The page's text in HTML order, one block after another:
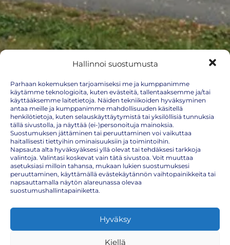
Hallinnoi suostumusta
Parhaan kokemuksen tarjoamiseksi me ja kumppanimme
käytämme teknologioita, kuten evästeitä, tallentaaksemme ja/tai
käyttääksemme laitetietoja. Näiden tekniikoiden hyväksyminen
antaa meille ja kumppanimme mahdollisuuden käsitellä
henkilötietoja, kuten selauskäyttäytymistä tai yksilöllisiä tunnuksia
tällä sivustolla, ja näyttää (ei-)personoituja mainoksia.
Suostumuksen jättäminen tai peruuttaminen voi vaikuttaa
haitallisesti tiettyihin ominaisuuksiin ja toimintoihin.
Napsauta alta hyväksyäksesi yllä olevat tai tehdäksesi tarkkoja
valintoja. Valintasi koskevat vain tätä sivustoa. Voit muuttaa
asetuksiasi milloin tahansa, mukaan lukien suostumuksesi
peruuttaminen, käyttämällä evästekäytännön vaihtopainikkeita tai
napsauttamalla näytön alareunassa olevaa
suostumushallintapainiketta.
Hyväksy
Kiellä
Kauppakeskus Tuulonen
(Tuulosentie 1)
Hämeenlinna, Kanta-Häme, Suomi
Näytä kartalla
Tulevat tapahtumat
Lauantai
10:30 – 13:00